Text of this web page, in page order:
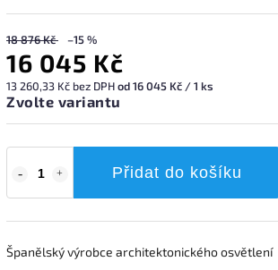
18 876 Kč –15 %
16 045 Kč
13 260,33 Kč bez DPHod 16 045 Kč / 1 ks
Zvolte variantu
Přidat do košíku
Španělský výrobce architektonického osvětlení